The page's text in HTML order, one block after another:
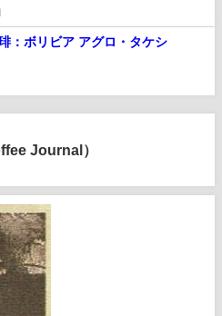
：ボリビア アグロ・タケシ
Journal）